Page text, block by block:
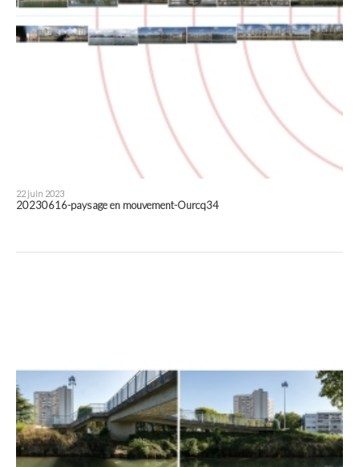
22 juin 2023
20230616-paysage en mouvement-Ourcq34